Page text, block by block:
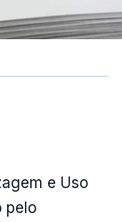
e Uso
pelo